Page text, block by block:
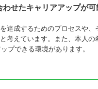
せたキャリアアップが可
達成するためのプロセスや
考えています。また、本人
プできる環境があります。